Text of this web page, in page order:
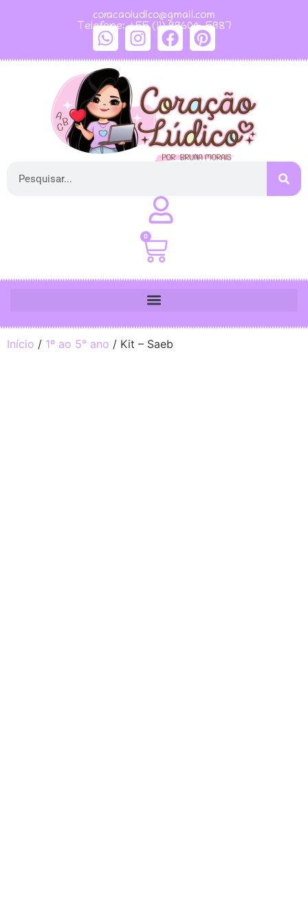
coracaoludico@gmail.com
Telefone: +55 (11) 99604-5987
0
Início / 1º ao 5° ano / Kit – Saeb